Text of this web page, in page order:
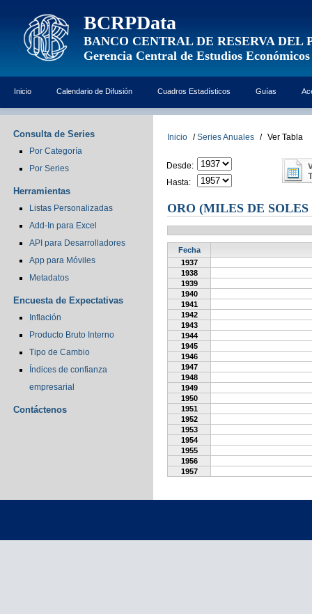
BCRPData
BANCO CENTRAL DE RESERVA DEL
Gerencia Central de Estudios Económicos
Inicio Calendario de Difusión Cuadros Estadísticos Guías
Consulta de Series
Por Categoría
Por Series
Herramientas
Listas Personalizadas
Add-In para Excel
API para Desarrolladores
App para Móviles
Metadatos
Encuesta de Expectativas
Inflación
Producto Bruto Interno
Tipo de Cambio
Índices de confianza
empresarial
Contáctenos
Inicio / Series Anuales / Ver Tabla
Desde:
Hasta:
ORO (MILES DE SOLES
Fecha
1937
1938
1939
1940
1941
1942
1943
1944
1945
1946
1947
1948
1949
1950
1951
1952
1953
1954
1955
1956
1957